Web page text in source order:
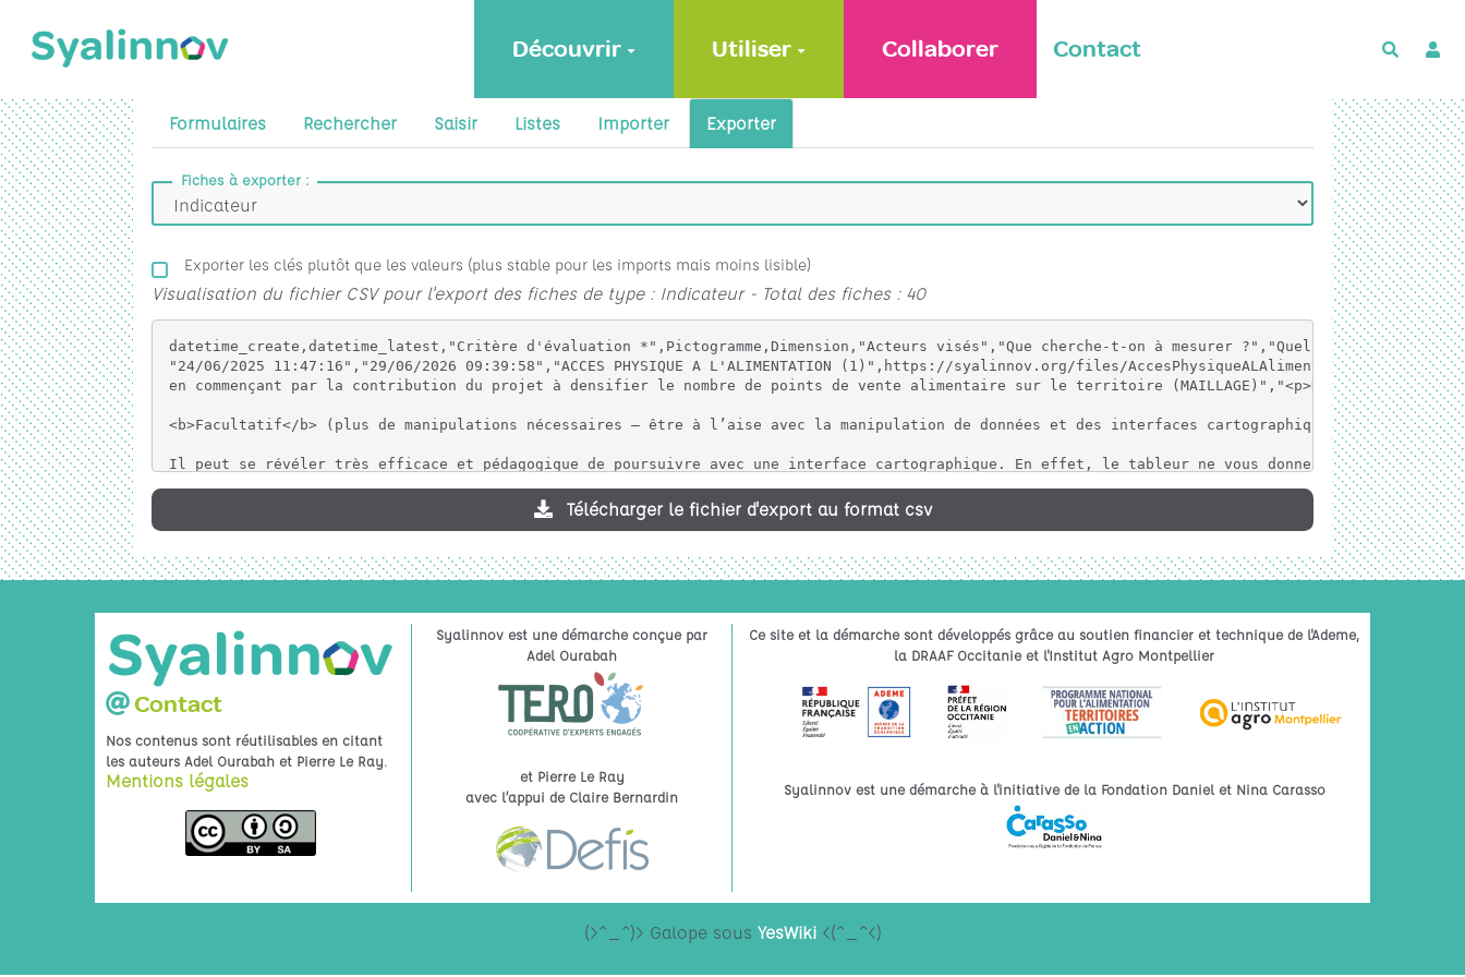
Découvrir Utiliser Collaborer Contact
Formulaires Rechercher Saisir Listes Importer Exporter
Fiches à exporter :
Exporter les clés plutôt que les valeurs (plus stable pour les imports mais moins lisible)
Visualisation du fichier CSV pour l'export des fiches de type : Indicateur - Total des fiches : 40
datetime_create,datetime_latest,"Critère d'évaluation *",Pictogramme,Dimension,"Acteurs visés","Que cherche-t-on à mesurer ?","Quels sont les enjeux, les problématiques autour de ce critère ?","Définition de l'indicateur","Calcul de l'indicateur","Mode de collecte des données (dispositif)","Outil de collecte","Référence explicite","Conversion en score",Remarques,"Activer les commentaires sur cette fiche ?","Famille d'indicateur *","Nom du projet","Ordre d'apparition dans la liste","Couleur associée"
"24/06/2025 11:47:16","29/06/2026 09:39:58","ACCES PHYSIQUE A L'ALIMENTATION (1)",https://syalinnov.org/files/AccesPhysiqueALAlimentation_imagebf_image_Sialynnov_PICTOS_QuantitDiversite_Fiche_Indicateur11_20250124122327_20250124122327.png,Géographique,"""Paysage Alimentaire""","LA FACILITE D’ACCèS PHYSIQUE AUX PRODUITS ALIMENTAIRES (DE QUALITé) POUR LES CITOYENS DU TERRITOIRE 
en commençant par la contribution du projet à densifier le nombre de points de vente alimentaire sur le territoire (MAILLAGE)","<p>Dans nos sociétés européennes, l'accès physique à l'alimentation tend à ne plus être un enjeu. Le sentiment d’abondance de l’offre en milieu urbain domine, c’est davantage le gaspillage alimentaire qui constitue un enjeu.<br><br>Toutefois, des déserts alimentaires perdurent dans certaines zones périurbaines ou rurales et dans certains quartiers, seule l'offre agro-industrielle est disponible. <br>Plus récemment, la crise de la Covid et la rupture partielle de chaines agro-alimentaires nous ont rappelé que la sécurité / la souverainté alimentaire n’était pas un acquis immuable. <br>Il y a donc un enjeu autour de l’accès physique à des produits alimentaires, en général, de qualité différenciée spécifiquement. <br><br>Le projet aura un impact sur le système alimentaire de son territoire si : <br>1.    Il améliore l’accès physique à un point de vente alimentaire, quel qu’il soit et quels que soient les produits vendus <br>2.    Il améliore l’accès physique à un ou des points de vente où des produits de qualité – telle qu’elle est promue par le projet - sont disponibles. </p><p><br>Par ailleurs : Un point de vente alimentaire peut couvrir une seule catégorie d’aliments (boulangerie) ou toutes les catégories, il peut aussi fournir quelques ménages ou tout un quartier voire l’ensemble du territoire concerné. Ces deux éléments : diversité des catégories d’aliments et quantité de familles dont les besoins sont couverts par les produits « issus » du projet vont également déterminer la disponibilité des produits. <br></p>","<p>L’indicateur mesure le rapprochement physique entre le mangeur et son alimentation. <br>Cet indicateur est composé de 3 sous-indicateurs : MAILLAGE (la densité des points de vente alimentaires), DIVERSITE (la diversité des produits proposés - hors approvisionnement exceptionnel), QUANTITES (le taux de
Télécharger le fichier d'export au format csv
Contact
Nos contenus sont réutilisables en citant
les auteurs Adel Ourabah et Pierre Le Ray.
Mentions légales
Syalinnov est une démarche conçue par
Adel Ourabah
et Pierre Le Ray
avec l’appui de Claire Bernardin
Ce site et la démarche sont développés grâce au soutien financier et technique de l'Ademe,
la DRAAF Occitanie et l'Institut Agro Montpellier
Syalinnov est une démarche à l'initiative de la Fondation Daniel et Nina Carasso
(>^_^)> Galope sous YesWiki<(^_^<)